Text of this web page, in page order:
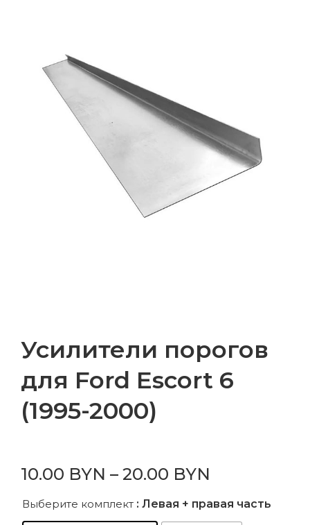
Усилители порогов
для Ford Escort 6
(1995-2000)
10.00 BYN – 20.00 BYN
Выберите комплект : Левая + правая часть